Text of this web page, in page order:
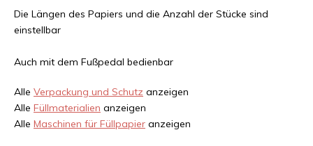
Die Längen des Papiers und die Anzahl der Stücke sind
einstellbar
Auch mit dem Fußpedal bedienbar
Alle Verpackung und Schutz anzeigen
Alle Füllmaterialien anzeigen
Alle Maschinen für Füllpapier anzeigen